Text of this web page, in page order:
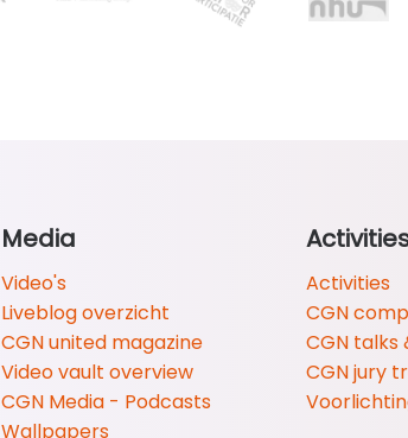
Media
Video's
Liveblog overzicht
CGN united magazine
Video vault overview
CGN Media - Podcasts
Wallpapers
Activities
CGN
CGN talks
CGN jury